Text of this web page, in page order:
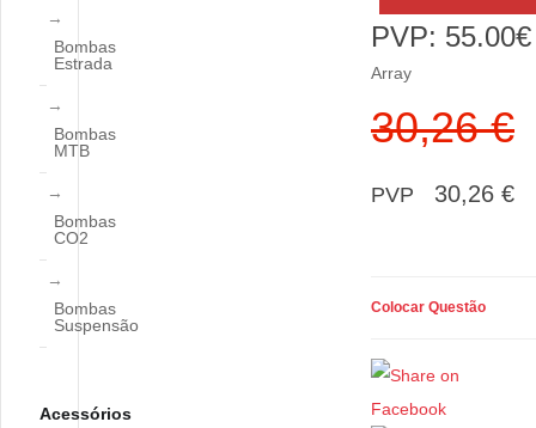
PVP: 55.00€
Array
30,26 €
PVP 30,26 €
Colocar Questão
Bombas
Estrada
Bombas
MTB
Bombas
CO2
Bombas
Suspensão
Acessórios